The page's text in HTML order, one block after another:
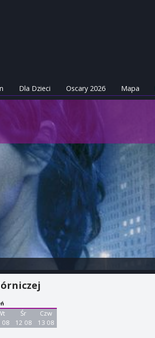
Dla Dzieci Oscary 2026 Mapa
08
Śr
12 08
Czw
13 08